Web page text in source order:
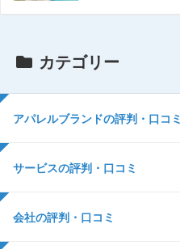
カテゴリー
アパレルブランドの評判・口コミ
サービスの評判・口コミ
会社の評判・口コミ